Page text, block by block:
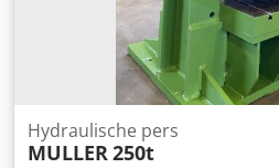
Hydraulische pers
MULLER250t